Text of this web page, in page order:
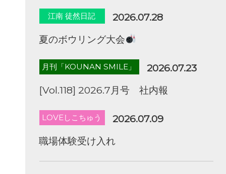
江南 徒然日記
2026.07.28
夏のボウリング大会
月刊「KOUNAN SMILE」
2026.07.23
[Vol.118] 2026.7月号 社内報
LOVEしこちゅう
2026.07.09
職場体験受け入れ